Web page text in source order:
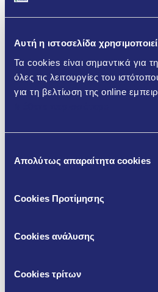
Αυτή η ιστοσελίδα
Τα cookies είναι σημαντικά για
όλες τις λειτουργίες του
για τη βελτίωση της online
συγκατάθεσης
Απολύτως απαραίτητα cookies
Cookies Προτίμησης
Cookies ανάλυσης
Cookies τρίτων
υλικού (σιλό και συστήματα
οποιοδήποτε σημείο του έργου.
Πιστοποιήσεις που υποστηρίζουν